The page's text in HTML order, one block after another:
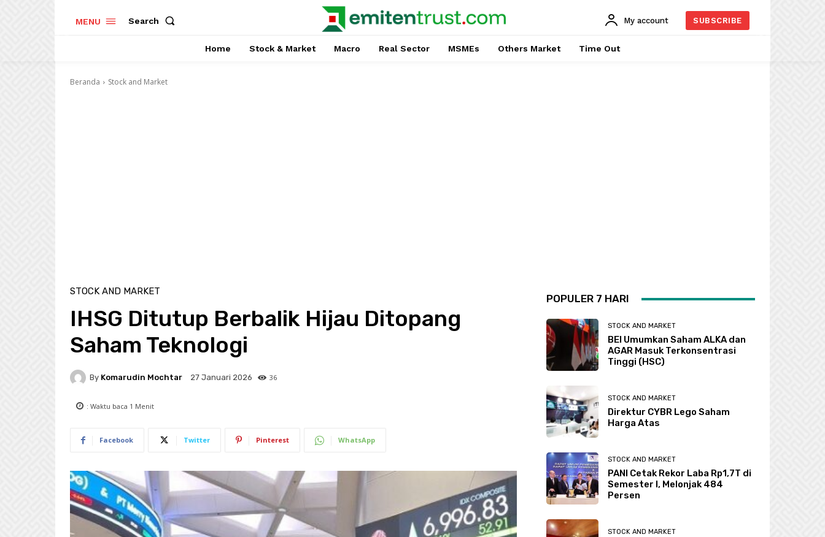
MENU Search My account SUBSCRIBE
Home Stock & Market Macro Real Sector MSMEs Others Market Time Out
Beranda Stock and Market
STOCK AND MARKET
IHSG Ditutup Berbalik Hijau Ditopang
Saham Teknologi
By Komarudin Mochtar 27 Januari 2026 36
: Waktu baca 1 Menit
Facebook Twitter Pinterest WhatsApp
POPULER 7 HARI
STOCK AND MARKET
BEI Umumkan Saham ALKA dan
AGAR Masuk Terkonsentrasi
Tinggi (HSC)
STOCK AND MARKET
Direktur CYBR Lego Saham
Harga Atas
STOCK AND MARKET
PANI Cetak Rekor Laba Rp1,7T di
Semester I, Melonjak 484
Persen
STOCK AND MARKET